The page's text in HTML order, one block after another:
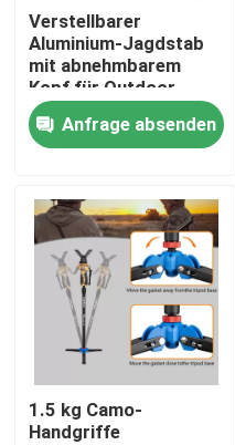
VR Show
Über uns
Fabrik Tour
Qualitätskontrolle
Kontakt
Referenzen
Jagdklammer
Verstellbarer
Aluminium-Jagdstab
mit abnehmbarem
Kopf für Outdoor-
Aktivitäten
Anfrage absenden
1.5 kg Camo-
Handgriffe